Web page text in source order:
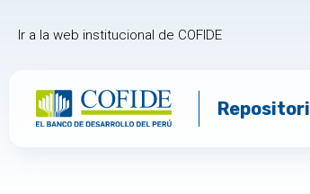
Ir a la web institucional de COFIDE